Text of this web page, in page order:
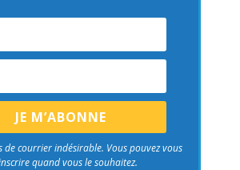
de courrier indésirable. Vous pouvez vous
quand vous le souhaitez.